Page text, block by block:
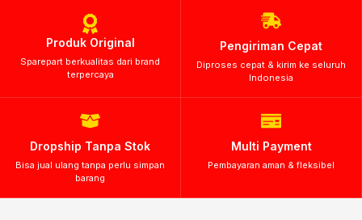
Produk Original
Sparepart berkualitas dari brand
terpercaya
Pengiriman Cepat
Diproses cepat & kirim ke seluruh
Indonesia
Dropship Tanpa Stok
Bisa jual ulang tanpa perlu simpan
barang
Multi Payment
Pembayaran aman & fleksibel